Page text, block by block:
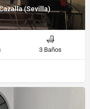
(Sevilla)
3 Baños